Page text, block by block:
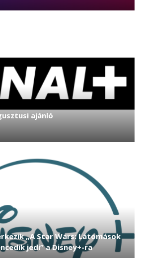
ajánló
„A Star Wars: Látomások
jedi” a Disney+-ra